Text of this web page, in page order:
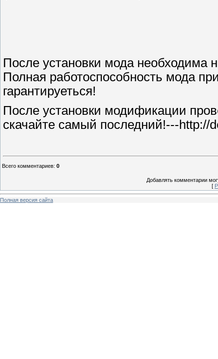
После установки мода необходима
Полная работоспособность мода
гарантируеться!
После установки модификации
скачайте самый последний!---http://
Всего комментариев: 0
Добавлять комментарии
[
Полная версия сайта